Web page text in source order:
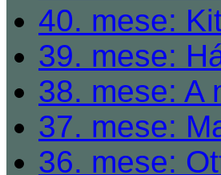
40. mese:
39. mese:
38. mese: A
37. mese:
36. mese: